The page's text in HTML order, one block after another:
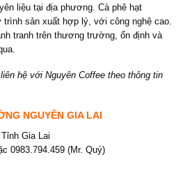
liệu tại địa phương. Cà phê hạt
trình sản xuất hợp lý, với công nghệ cao.
tranh trên thương trường, ổn định và
hệ với Nguyên Coffee theo thông tin
NGUYÊN GIA LAI
Gia Lai
0983.794.459 (Mr. Quý)